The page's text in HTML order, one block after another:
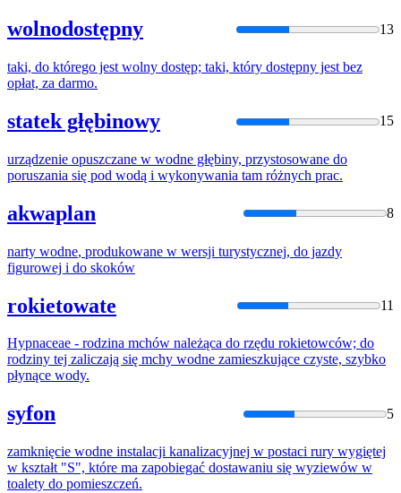
wolnodostępny 13
taki, do którego jest wolny dostęp; taki, który dostępny jest bez
opłat, za darmo.
statek głębinowy 15
urządzenie opuszczane w wodne głębiny, przystosowane do
poruszania się pod wodą i wykonywania tam różnych prac.
akwaplan 8
narty wodne, produkowane w wersji turystycznej, do jazdy
figurowej i do skoków
rokietowate 11
Hypnaceae - rodzina mchów należąca do rzędu rokietowców; do
rodziny tej zaliczają się mchy wodne zamieszkujące czyste, szybko
płynące wody.
syfon 5
zamknięcie wodne instalacji kanalizacyjnej w postaci rury wygiętej
w kształt "S", które ma zapobiegać dostawaniu się wyziewów w
toalety do pomieszczeń.